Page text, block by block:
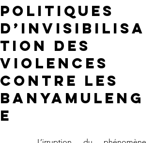
politiques
d’invisibilisa
tion des
violences
contre les
Banyamuleng
e